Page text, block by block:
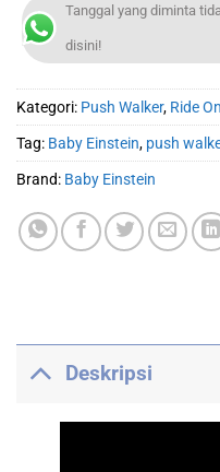
Tanggal yang diminta
disini!
Kategori: Push Walker, Ride On
Tag: Baby Einstein, push
Brand: Baby Einstein
Deskripsi